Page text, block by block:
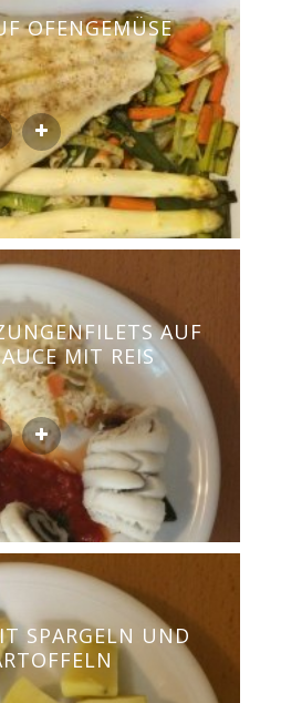
OFENGEMÜSE
AUF
MIT REIS
SPARGELN UND